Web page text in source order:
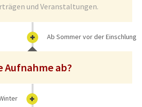
und Veranstaltungen.
Ab Sommer vor der Einschlung
Aufnahme ab?